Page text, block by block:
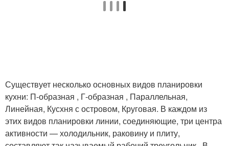
Существует несколько основных видов планировки
кухни: П-образная , Г-образная , Параллельная,
Линейная, Кусхня с островом, Круговая. В каждом из
этих видов планировки линии, соединяющие, три центра
активности — холодильник, раковину и плиту,